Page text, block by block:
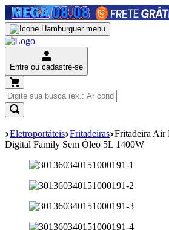
Entre ou cadastre-se
Eletroportáteis Fritadeiras Fritadeira Air
Digital Family Sem Óleo 5L 1400W